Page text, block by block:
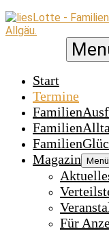
Start
Termine
Magazin
Für